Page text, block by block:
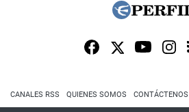
CANALES RSS QUIENES SOMOS CONTÁCTENOS